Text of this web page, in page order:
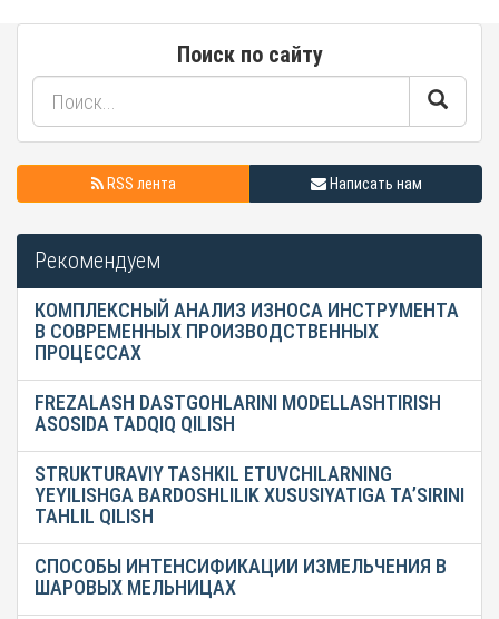
Поиск по сайту
RSS лента Написать нам
Рекомендуем
КОМПЛЕКСНЫЙ АНАЛИЗ ИЗНОСА ИНСТРУМЕНТА
В СОВРЕМЕННЫХ ПРОИЗВОДСТВЕННЫХ
ПРОЦЕССАХ
FREZALASH DASTGOHLARINI MODELLASHTIRISH
ASOSIDA TADQIQ QILISH
STRUKTURAVIY TASHKIL ETUVCHILARNING
YEYILISHGA BARDOSHLILIK XUSUSIYATIGA TA’SIRINI
TAHLIL QILISH
СПОСОБЫ ИНТЕНСИФИКАЦИИ ИЗМЕЛЬЧЕНИЯ В
ШАРОВЫХ МЕЛЬНИЦАХ